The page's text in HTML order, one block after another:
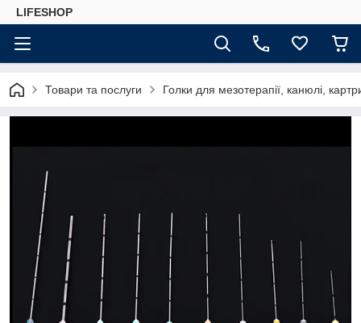
LIFESHOP
Товари та послуги Голки для мезотерапії, канюлі,